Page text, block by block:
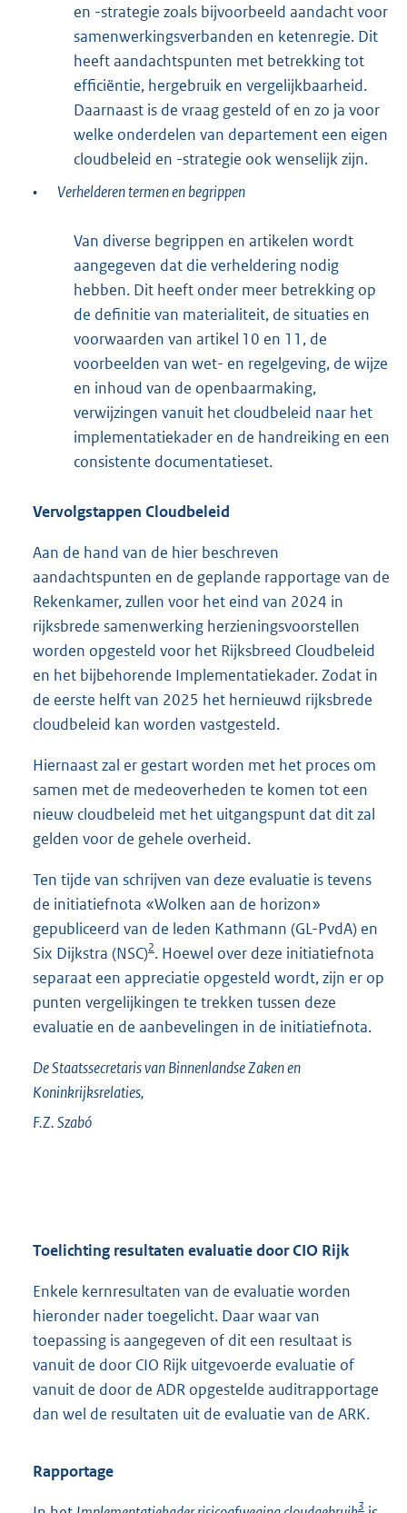
en -strategie zoals bijvoorbeeld aandacht voor
samenwerkingsverbanden en ketenregie. Dit
heeft aandachtspunten met betrekking tot
efficiëntie, hergebruik en vergelijkbaarheid.
Daarnaast is de vraag gesteld of en zo ja voor
welke onderdelen van departement een eigen
cloudbeleid en -strategie ook wenselijk zijn.
•
Verhelderen termen en begrippen
Van diverse begrippen en artikelen wordt
aangegeven dat die verheldering nodig
hebben. Dit heeft onder meer betrekking op
de definitie van materialiteit, de situaties en
voorwaarden van artikel 10 en 11, de
voorbeelden van wet- en regelgeving, de wijze
en inhoud van de openbaarmaking,
verwijzingen vanuit het cloudbeleid naar het
implementatiekader en de handreiking en een
consistente documentatieset.
Vervolgstappen Cloudbeleid
Aan de hand van de hier beschreven
aandachtspunten en de geplande rapportage van de
Rekenkamer, zullen voor het eind van 2024 in
rijksbrede samenwerking herzieningsvoorstellen
worden opgesteld voor het Rijksbreed Cloudbeleid
en het bijbehorende Implementatiekader. Zodat in
de eerste helft van 2025 het hernieuwd rijksbrede
cloudbeleid kan worden vastgesteld.
Hiernaast zal er gestart worden met het proces om
samen met de medeoverheden te komen tot een
nieuw cloudbeleid met het uitgangspunt dat dit zal
gelden voor de gehele overheid.
Ten tijde van schrijven van deze evaluatie is tevens
de initiatiefnota «Wolken aan de horizon»
gepubliceerd van de leden Kathmann (GL-PvdA) en
Six Dijkstra (NSC)2. Hoewel over deze initiatiefnota
separaat een appreciatie opgesteld wordt, zijn er op
punten vergelijkingen te trekken tussen deze
evaluatie en de aanbevelingen in de initiatiefnota.
De Staatssecretaris van Binnenlandse Zaken en
Koninkrijksrelaties,
F.Z.Szabó
Toelichting resultaten evaluatie door CIO Rijk
Enkele kernresultaten van de evaluatie worden
hieronder nader toegelicht. Daar waar van
toepassing is aangegeven of dit een resultaat is
vanuit de door CIO Rijk uitgevoerde evaluatie of
vanuit de door de ADR opgestelde auditrapportage
dan wel de resultaten uit de evaluatie van de ARK.
Rapportage
3